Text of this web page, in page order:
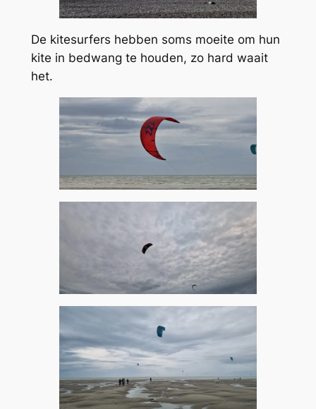
De kitesurfers hebben soms moeite om hun
kite in bedwang te houden, zo hard waait
het.